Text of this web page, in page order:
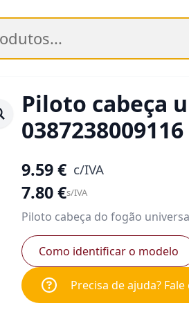
Piloto cabeça
0387238009116
9.59€ c/IVA
7.80€s/IVA
Piloto cabeça do fogão
Como identificar o modelo
Precisa de ajuda?